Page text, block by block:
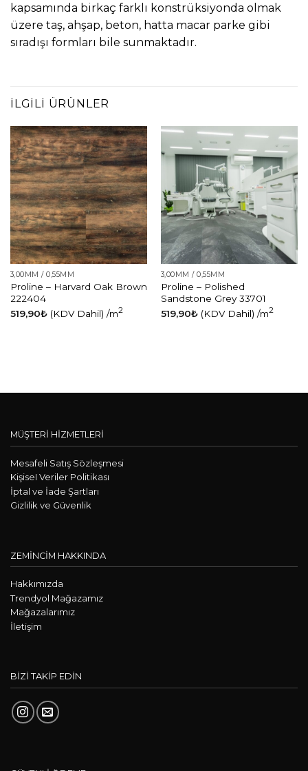
kapsamında birkaç farklı konstrüksiyonda olmak
üzere taş, ahşap, beton, hatta macar parke gibi
sıradışı formları bile sunmaktadır.
İLGILI ÜRÜNLER
3,00MM / 0,55MM
Proline – Harvard Oak Brown
222404
519,90₺ (KDV Dahil) /m2
3,00MM / 0,55MM
Proline – Polished
Sandstone Grey 33701
519,90₺ (KDV Dahil) /m2
MÜŞTERİ HİZMETLERİ
Mesafeli Satış Sözleşmesi
KişiseI Veriler Politikası
İptal ve İade Şartları
Gizlilik ve Güvenlik
ZEMİNCİM HAKKINDA
Hakkımızda
Trendyol Mağazamız
Mağazalarımız
İletişim
BİZİ TAKİP EDİN